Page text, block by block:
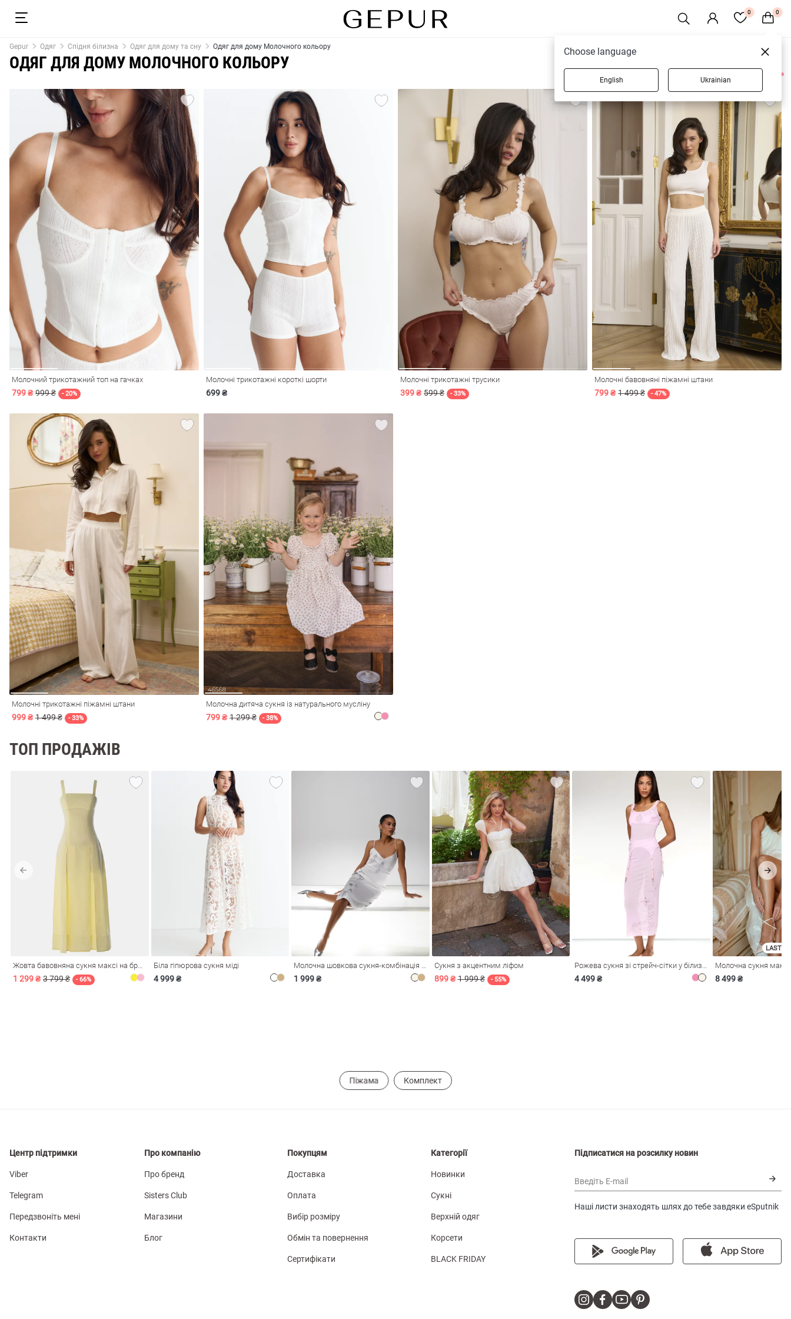
0 0
Сарафани
КосметикаХустки
Gepur Одяг Спідня білизна Одяг для дому та сну Одяг для дому Молочного кольору
ОДЯГ ДЛЯ ДОМУ МОЛОЧНОГО КОЛЬОРУ
6 товарів
Молочний трикотажний топ на гачках
799 ₴ 999 ₴ - 20%
Молочні трикотажні короткі шорти
699 ₴
Молочні трикотажні трусики
399 ₴ 599 ₴ - 33%
Молочні бавовняні піжамні штани
799 ₴ 1 499 ₴ - 47%
Молочні трикотажні піжамні штани
999 ₴ 1 499 ₴ - 33%
Молочна дитяча сукня із натурального мусліну
799 ₴ 1 299 ₴ - 38%
ТОП ПРОДАЖІВ
1 299 ₴ 3 799 ₴ - 66%
Біла гіпюрова сукня міді
4 999 ₴ 1 999 ₴
Сукня з акцентним ліфом
899 ₴ 1 999 ₴ - 55% 4 499 ₴
LAST
8 499 ₴
Піжама Комплект
Центр підтримки
Viber
Telegram
Передзвоніть мені
Контакти
Про компанію
Про бренд
Sisters Club
Магазини
Блог
Покупцям
Доставка
Оплата
Вибір розміру
Обмін та повернення
Сертифікати
Категорії
Новинки
Сукні
Верхній одяг
Корсети
BLACK FRIDAY
Підписатися на розсилку новин
Введіть E-mail
Наші листи знаходять шлях до тебе завдяки eSputnik
Choose language
English Ukrainian